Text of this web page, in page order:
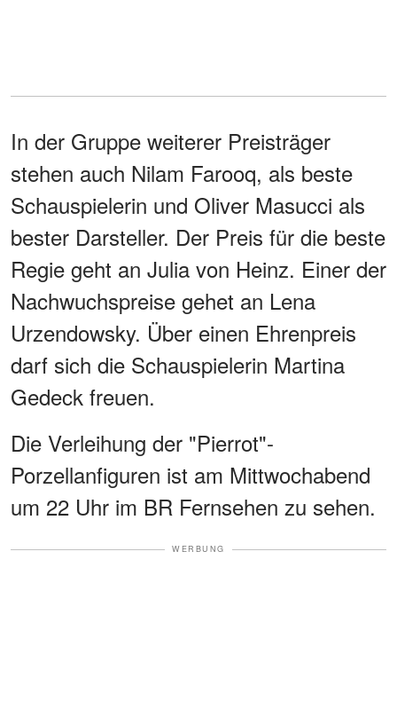
In der Gruppe weiterer Preisträger
stehen auch Nilam Farooq, als beste
Schauspielerin und Oliver Masucci als
bester Darsteller. Der Preis für die beste
Regie geht an Julia von Heinz. Einer der
Nachwuchspreise gehet an Lena
Urzendowsky. Über einen Ehrenpreis
darf sich die Schauspielerin Martina
Gedeck freuen.
Die Verleihung der "Pierrot"-
Porzellanfiguren ist am Mittwochabend
um 22 Uhr im BR Fernsehen zu sehen.
WERBUNG